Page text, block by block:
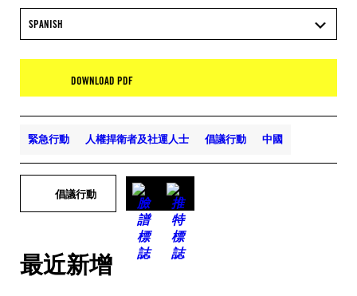
SPANISH
DOWNLOAD PDF
緊急行動 人權捍衛者及社運人士 倡議行動 中國
倡議行動
最近新增